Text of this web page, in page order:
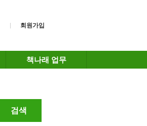
회원가입
책나래 업무
검색